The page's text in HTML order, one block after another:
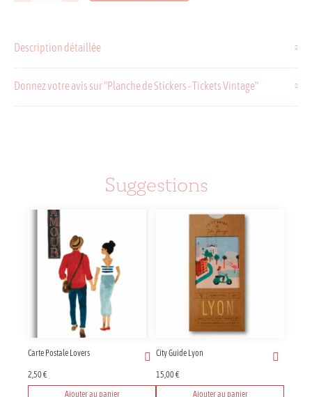
Stickers
Vintage
Description détaillée
Donnez votre avis sur "Planche de Stickers - Tickets Vintage"
Suggestions
Carte Postale Lovers
2,50€
Ajouter au panier
City Guide Lyon
15,00€
Ajouter au panier